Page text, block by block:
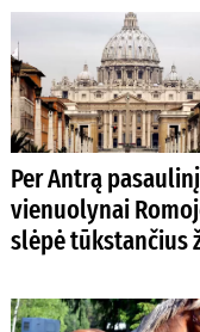
Per Antrą
vienuolynai
slėpė tūkstančius